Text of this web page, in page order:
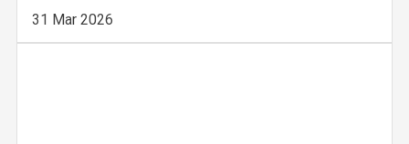
31 Mar 2026